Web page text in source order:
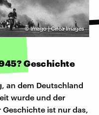
©Imago | Circa Images
Geschichte
an dem Deutschland
wurde und der
ist nur das,